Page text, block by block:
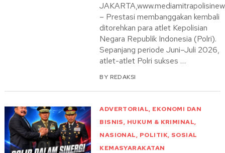
– Prestasi membanggakan kembali
ditorehkan para atlet Kepolisian
Negara Republik Indonesia (Polri).
Sepanjang periode Juni–Juli 2026,
atlet-atlet Polri sukses …
BY REDAKSI
ADVERTORIAL, EKONOMI DAN
BISNIS, HUKUM & KRIMINAL,
NASIONAL, POLITIK, SOSIAL
KEMASYARAKATAN